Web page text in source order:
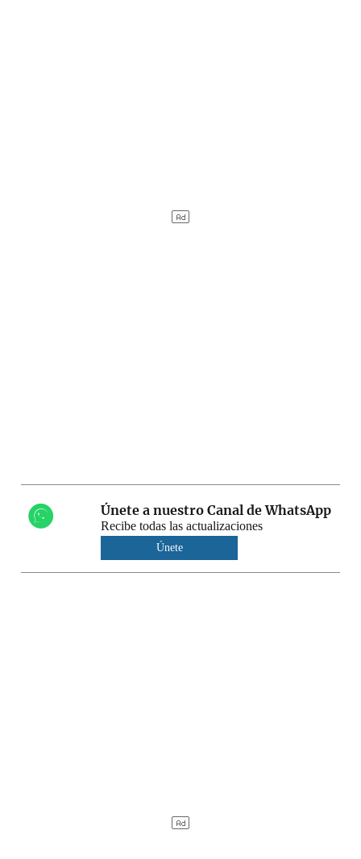
Únete a nuestro Canal de WhatsApp
Recibe todas las actualizaciones
Únete